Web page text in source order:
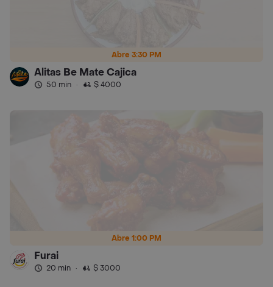
Abre 3:30 PM
Alitas Be Mate Cajica
50 min · $ 4000
Abre 1:00 PM
Furai
20 min · $ 3000